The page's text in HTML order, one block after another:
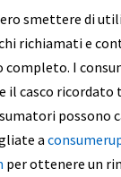
smettere di
richiamati e
completo. I
il casco ricordato
possono
a
per ottenere un